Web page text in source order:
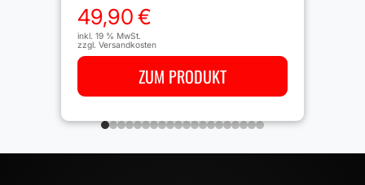
49,90€
inkl. 19 % MwSt.
zzgl. Versandkosten
ZUM PRODUKT